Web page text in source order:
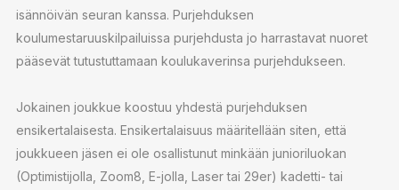
isännöivän seuran kanssa. Purjehduksen
koulumestaruuskilpailuissa purjehdusta jo harrastavat nuoret
pääsevät tutustuttamaan koulukaverinsa purjehdukseen.
Jokainen joukkue koostuu yhdestä purjehduksen
ensikertalaisesta. Ensikertalaisuus määritellään siten, että
joukkueen jäsen ei ole osallistunut minkään junioriluokan
(Optimistijolla, Zoom8, E-jolla, Laser tai 29er) kadetti- tai